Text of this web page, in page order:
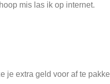
mis las ik op internet.
je extra geld voor af te